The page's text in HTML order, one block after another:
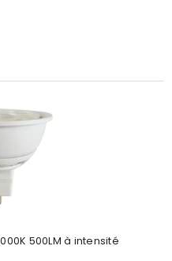
500LM à intensité